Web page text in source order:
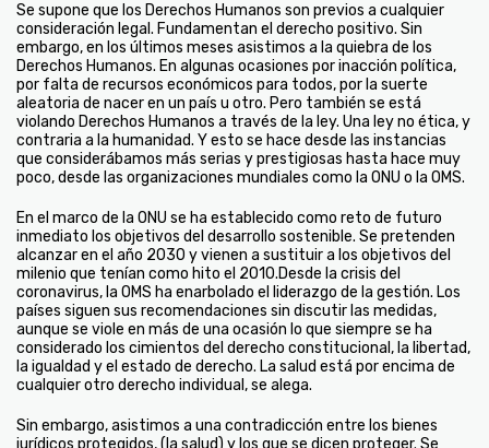
Se supone que los Derechos Humanos son previos a cualquier
consideración legal. Fundamentan el derecho positivo. Sin
embargo, en los últimos meses asistimos a la quiebra de los
Derechos Humanos. En algunas ocasiones por inacción política,
por falta de recursos económicos para todos, por la suerte
aleatoria de nacer en un país u otro. Pero también se está
violando Derechos Humanos a través de la ley. Una ley no ética, y
contraria a la humanidad. Y esto se hace desde las instancias
que considerábamos más serias y prestigiosas hasta hace muy
poco, desde las organizaciones mundiales como la ONU o la OMS.
En el marco de la ONU se ha establecido como reto de futuro
inmediato los objetivos del desarrollo sostenible. Se pretenden
alcanzar en el año 2030 y vienen a sustituir a los objetivos del
milenio que tenían como hito el 2010.Desde la crisis del
coronavirus, la OMS ha enarbolado el liderazgo de la gestión. Los
países siguen sus recomendaciones sin discutir las medidas,
aunque se viole en más de una ocasión lo que siempre se ha
considerado los cimientos del derecho constitucional, la libertad,
la igualdad y el estado de derecho. La salud está por encima de
cualquier otro derecho individual, se alega.
Sin embargo, asistimos a una contradicción entre los bienes